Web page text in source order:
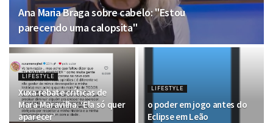
Ana Maria Braga sobre cabelo: "Estou
parecendo uma calopsita"
LIFESTYLE
Xuxa rebate críticas de
Mara Maravilha: ‘Ela só quer
aparecer’
LIFESTYLE
o poder em jogo antes do
Eclipse em Leão